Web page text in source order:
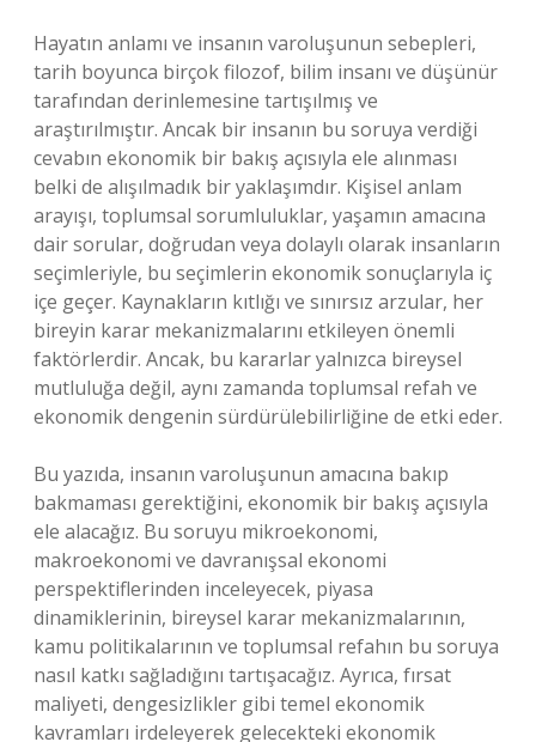
Hayatın anlamı ve insanın varoluşunun sebepleri,
tarih boyunca birçok filozof, bilim insanı ve düşünür
tarafından derinlemesine tartışılmış ve
araştırılmıştır. Ancak bir insanın bu soruya verdiği
cevabın ekonomik bir bakış açısıyla ele alınması
belki de alışılmadık bir yaklaşımdır. Kişisel anlam
arayışı, toplumsal sorumluluklar, yaşamın amacına
dair sorular, doğrudan veya dolaylı olarak insanların
seçimleriyle, bu seçimlerin ekonomik sonuçlarıyla iç
içe geçer. Kaynakların kıtlığı ve sınırsız arzular, her
bireyin karar mekanizmalarını etkileyen önemli
faktörlerdir. Ancak, bu kararlar yalnızca bireysel
mutluluğa değil, aynı zamanda toplumsal refah ve
ekonomik dengenin sürdürülebilirliğine de etki eder.
Bu yazıda, insanın varoluşunun amacına bakıp
bakmaması gerektiğini, ekonomik bir bakış açısıyla
ele alacağız. Bu soruyu mikroekonomi,
makroekonomi ve davranışsal ekonomi
perspektiflerinden inceleyecek, piyasa
dinamiklerinin, bireysel karar mekanizmalarının,
kamu politikalarının ve toplumsal refahın bu soruya
nasıl katkı sağladığını tartışacağız. Ayrıca, fırsat
maliyeti, dengesizlikler gibi temel ekonomik
kavramları irdeleyerek gelecekteki ekonomik